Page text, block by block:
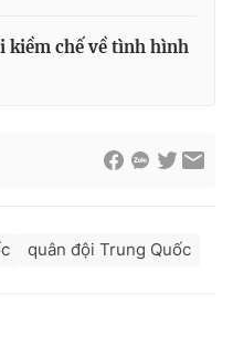
lòng Việt
kiềm chế về tình hình
quân đội Trung Quốc